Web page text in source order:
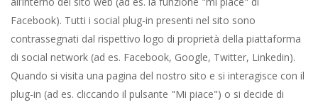
Facebook). Tutti i social plug-in presenti nel sito sono
contrassegnati dal rispettivo logo di proprietà della piattaforma
di social network (ad es. Facebook, Google, Twitter, Linkedin).
Quando si visita una pagina del nostro sito e si interagisce con il
plug-in (ad es. cliccando il pulsante "Mi piace") o si decide di